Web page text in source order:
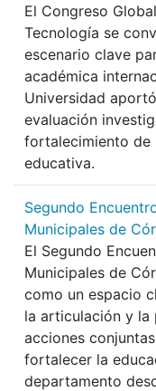
El Congreso
Tecnología se
escenario clave
académica
Universidad
evaluación
fortalecimiento de
educativa.
Segundo
Municipales de
El Segundo
Municipales de
como un espacio
la articulación y la
acciones
fortalecer la
departamento